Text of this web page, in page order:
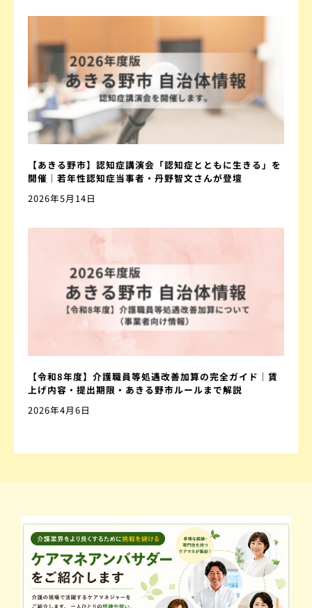
【あきる野市】認知症講演会「認知症とともに生きる」を
開催｜若年性認知症当事者・丹野智文さんが登壇
2026年5月14日
【令和8年度】介護職員等処遇改善加算の完全ガイド｜賃
上げ内容・提出期限・あきる野市ルールまで解説
2026年4月6日